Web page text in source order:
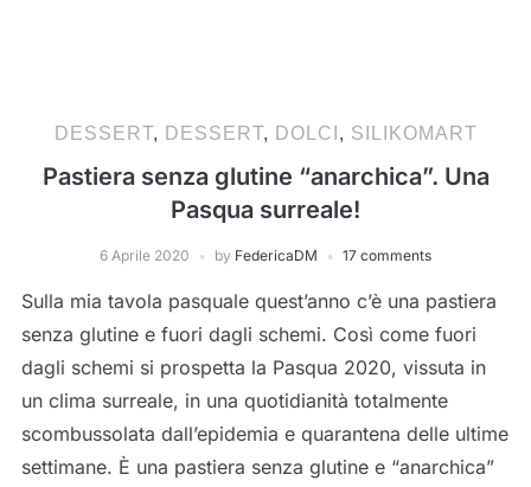
DESSERT, DESSERT, DOLCI , SILIKOMART
Pastiera senza glutine “anarchica”. Una
Pasqua surreale!
6 Aprile 2020 by FedericaDM 17 comments
Sulla mia tavola pasquale quest’anno c’è una pastiera
senza glutine e fuori dagli schemi. Così come fuori
dagli schemi si prospetta la Pasqua 2020, vissuta in
un clima surreale, in una quotidianità totalmente
scombussolata dall’epidemia e quarantena delle ultime
settimane. È una pastiera senza glutine e “anarchica”